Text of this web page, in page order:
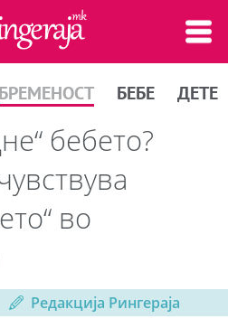
БРЕМЕНОСТ БЕБЕ ДЕТЕ
бебето?
во
Редакција Рингераја